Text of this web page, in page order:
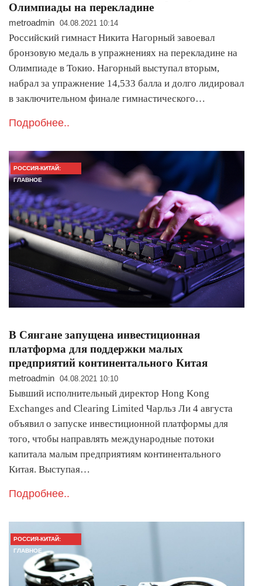
Олимпиады на перекладине
metroadmin 04.08.2021 10:14
Российский гимнаст Никита Нагорный завоевал
бронзовую медаль в упражнениях на перекладине на
Олимпиаде в Токио. Нагорный выступал вторым,
набрал за упражнение 14,533 балла и долго лидировал
в заключительном финале гимнастического…
Подробнее..
РОССИЯ-КИТАЙ:
ГЛАВНОЕ
В Сянгане запущена инвестиционная
платформа для поддержки малых
предприятий континентального Китая
metroadmin 04.08.2021 10:10
Бывший исполнительный директор Hong Kong
Exchanges and Clearing Limited Чарльз Ли 4 августа
объявил о запуске инвестиционной платформы для
того, чтобы направлять международные потоки
капитала малым предприятиям континентального
Китая. Выступая…
Подробнее..
РОССИЯ-КИТАЙ:
ГЛАВНОЕ